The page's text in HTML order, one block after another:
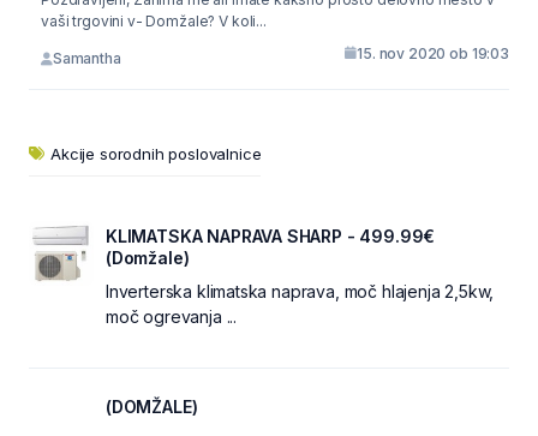
vaši trgovini v- Domžale? V koli...
Samantha 15. nov 2020 ob 19:03
Akcije sorodnih poslovalnice
KLIMATSKA NAPRAVA SHARP - 499.99€
(Domžale)
Inverterska klimatska naprava, moč hlajenja 2,5kw,
moč ogrevanja ...
(DOMŽALE)